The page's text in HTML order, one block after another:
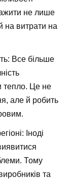
не лише
на витрати на
Все більше
тепло. Це не
але й робить
Іноді
Тому
та